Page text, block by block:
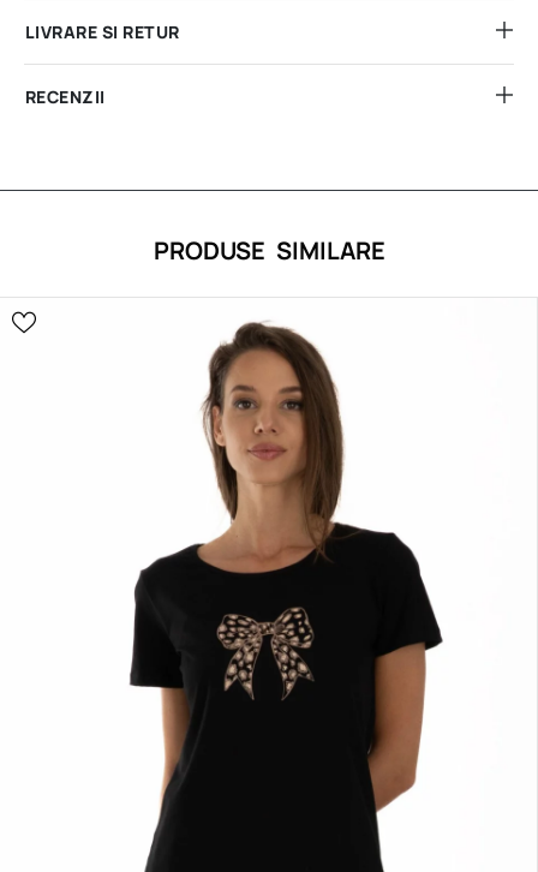
LIVRARE SI RETUR
RECENZII
PRODUSE SIMILARE